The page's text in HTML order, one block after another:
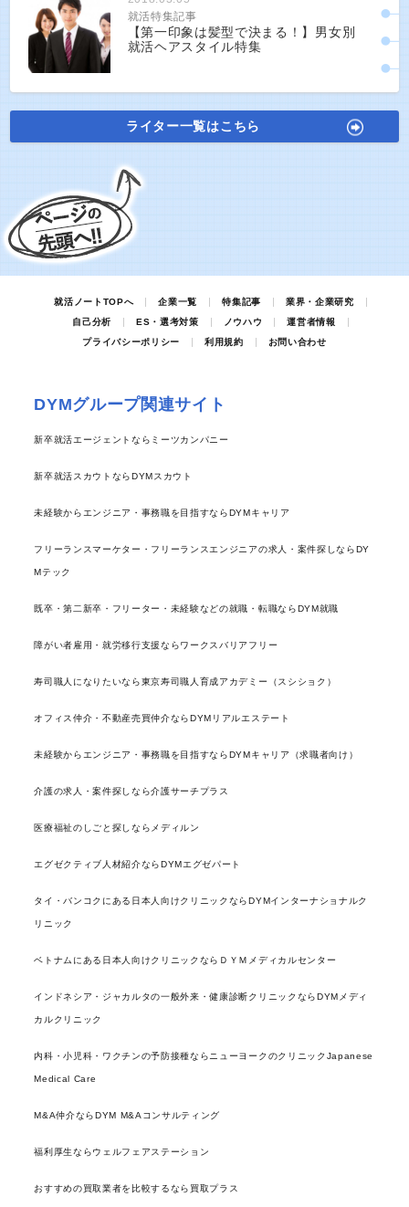
就活特集記事
【第一印象は髪型で決まる！】男女別
就活ヘアスタイル特集
ライター一覧はこちら
就活ノートTOPへ 企業一覧 特集記事
業界・企業研究
自己分析
ES・選考対策 ノウハウ
運営者情報
プライバシーポリシー
利用規約 お問い合わせ
DYMグループ関連サイト
新卒就活エージェントならミーツカンパニー
新卒就活スカウトならDYMスカウト
未経験からエンジニア・事務職を目指すならDYMキャリア
フリーランスマーケター・フリーランスエンジニアの求人・案件探しならDY
Mテック
既卒・第二新卒・フリーター・未経験などの就職・転職ならDYM就職
障がい者雇用・就労移行支援ならワークスバリアフリー
寿司職人になりたいなら東京寿司職人育成アカデミー（スシショク）
オフィス仲介・不動産売買仲介ならDYMリアルエステート
未経験からエンジニア・事務職を目指すならDYMキャリア（求職者向け）
介護の求人・案件探しなら介護サーチプラス
医療福祉のしごと探しならメディルン
エグゼクティブ人材紹介ならDYMエグゼパート
タイ・バンコクにある日本人向けクリニックならDYMインターナショナルク
リニック
ベトナムにある日本人向けクリニックならＤＹＭメディカルセンター
インドネシア・ジャカルタの一般外来・健康診断クリニックならDYMメディ
カルクリニック
内科・小児科・ワクチンの予防接種ならニューヨークのクリニックJapanese
Medical Care
M&A仲介ならDYM M&Aコンサルティング
福利厚生ならウェルフェアステーション
おすすめの買取業者を比較するなら買取プラス